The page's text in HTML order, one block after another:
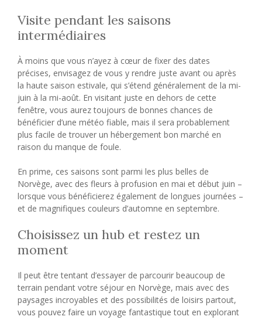
Visite pendant les saisons
intermédiaires
À moins que vous n’ayez à cœur de fixer des dates
précises, envisagez de vous y rendre juste avant ou après
la haute saison estivale, qui s’étend généralement de la mi-
juin à la mi-août. En visitant juste en dehors de cette
fenêtre, vous aurez toujours de bonnes chances de
bénéficier d’une météo fiable, mais il sera probablement
plus facile de trouver un hébergement bon marché en
raison du manque de foule.
En prime, ces saisons sont parmi les plus belles de
Norvège, avec des fleurs à profusion en mai et début juin –
lorsque vous bénéficierez également de longues journées –
et de magnifiques couleurs d’automne en septembre.
Choisissez un hub et restez un
moment
Il peut être tentant d’essayer de parcourir beaucoup de
terrain pendant votre séjour en Norvège, mais avec des
paysages incroyables et des possibilités de loisirs partout,
vous pouvez faire un voyage fantastique tout en explorant